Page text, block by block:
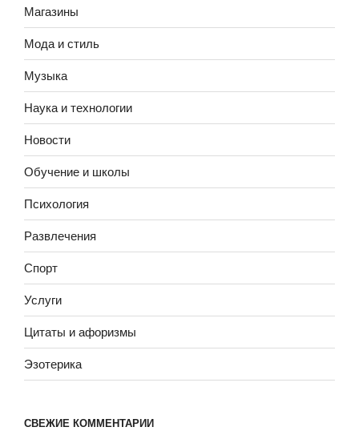
Магазины
Мода и стиль
Музыка
Наука и технологии
Новости
Обучение и школы
Психология
Развлечения
Спорт
Услуги
Цитаты и афоризмы
Эзотерика
СВЕЖИЕ КОММЕНТАРИИ